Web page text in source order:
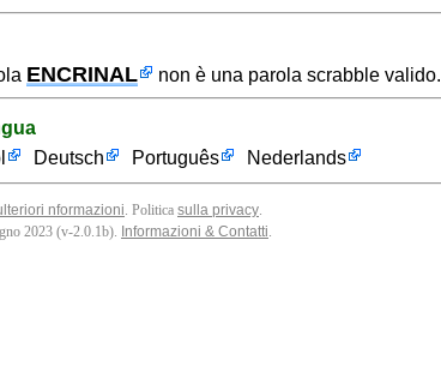
ENCRINAL non è una parola scrabble valido.
Deutsch Português Nederlands
nformazioni. Politica sulla privacy.
2023 (v-2.0.1b). Informazioni & Contatti.